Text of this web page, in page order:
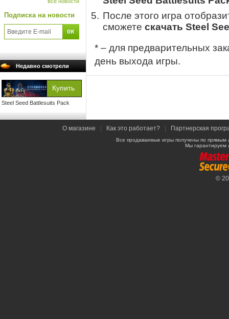
Подписка на новости
Недавно смотрели
Steel Seed Battlesuits Pack
После этого игра
сможете скачать Steel
* – для предварительных
день выхода игры.
О магазине Как это работает? Партнерская
Все продаваемые игры получены по
Мы гарантируем
©